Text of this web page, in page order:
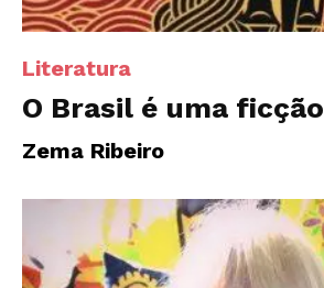
Literatura
O Brasil é uma ficção
Zema Ribeiro